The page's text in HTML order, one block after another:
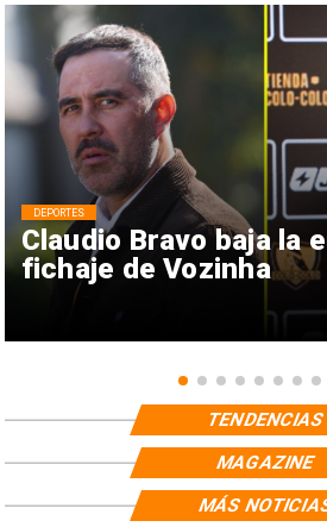
Claudio Bravo baja la
fichaje de Vozinha
DEPORTES
TENDENCIAS
MAGAZINE
MÁS